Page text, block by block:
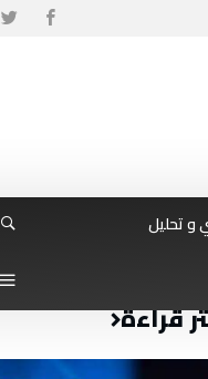
و تحليل
قراءة